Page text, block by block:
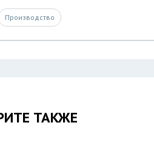
Производство
ТАКЖЕ